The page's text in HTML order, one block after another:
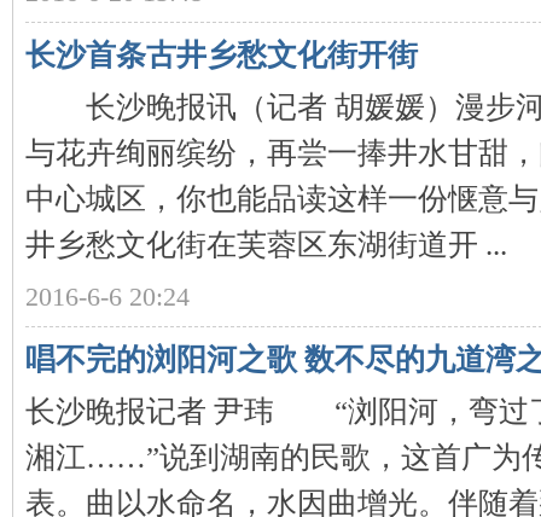
长沙首条古井乡愁文化街开街
长沙晚报讯（记者 胡媛媛）漫步
与花卉绚丽缤纷，再尝一捧井水甘甜
中心城区，你也能品读这样一份惬意
井乡愁文化街在芙蓉区东湖街道开 ...
2016-6-6 20:24
唱不完的浏阳河之歌 数不尽的九道湾
长沙晚报记者 尹玮 “浏阳河，弯过
湘江……”说到湖南的民歌，这首广为
表。曲以水命名，水因曲增光。伴随